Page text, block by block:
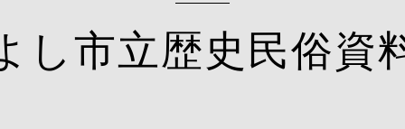
し市立歴史民俗資